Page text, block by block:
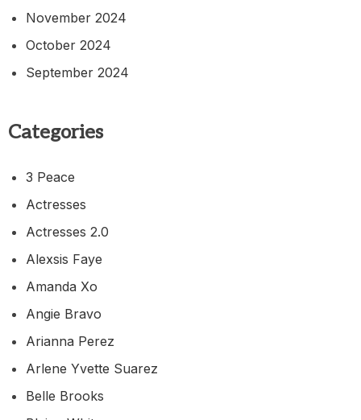
November 2024
October 2024
September 2024
Categories
3 Peace
Actresses
Actresses 2.0
Alexsis Faye
Amanda Xo
Angie Bravo
Arianna Perez
Arlene Yvette Suarez
Belle Brooks